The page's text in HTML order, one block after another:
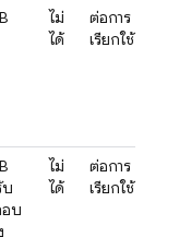
ไม่
ได้
ต่อการ
เรียกใช้
บ
อบ
ไม่
ได้
ต่อการ
เรียกใช้